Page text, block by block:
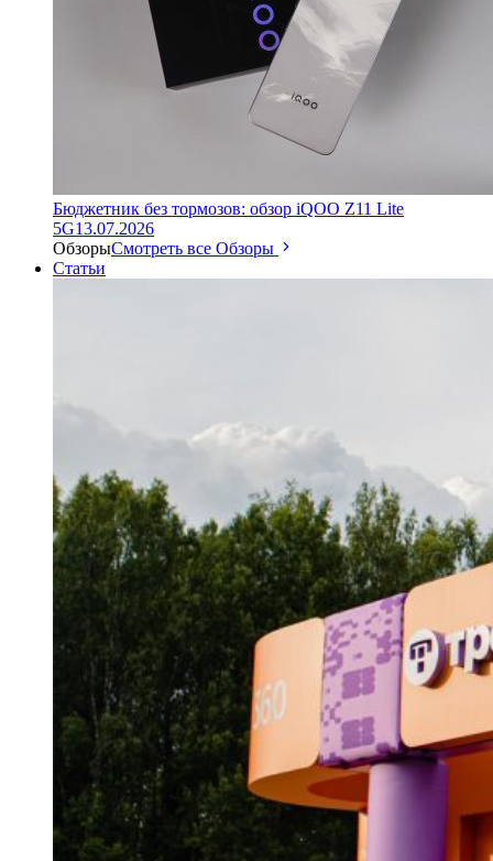
Бюджетник без тормозов: обзор iQOO Z11 Lite
5G13.07.2026
ОбзорыСмотреть все Обзоры
Статьи